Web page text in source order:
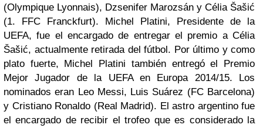
(Olympique Lyonnais), Dzsenifer Marozsán y Célia Šašić
(1. FFC Franckfurt). Michel Platini, Presidente de la
UEFA, fue el encargado de entregar el premio a Célia
Šašić, actualmente retirada del fútbol. Por último y como
plato fuerte, Michel Platini también entregó el Premio
Mejor Jugador de la UEFA en Europa 2014/15. Los
nominados eran Leo Messi, Luis Suárez (FC Barcelona)
y Cristiano Ronaldo (Real Madrid). El astro argentino fue
el encargado de recibir el trofeo que es considerado la